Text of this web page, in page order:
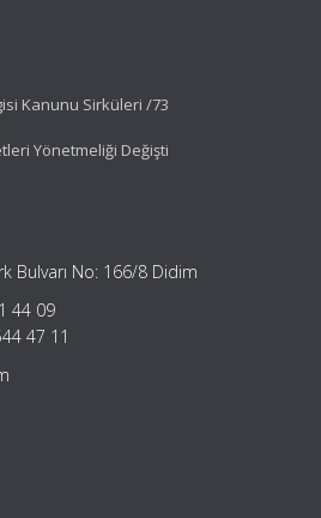
Kanunu Sirküleri /73
Yönetmeliği Değişti
Bulvarı No: 166/8 Didim
44 09
47 11